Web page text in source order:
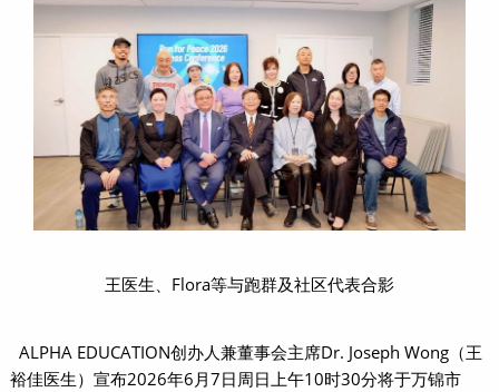
王医生、Flora等与跑群及社区代表合影
ALPHA EDUCATION创办人兼董事会主席Dr. Joseph Wong（王
裕佳医生）宣布2026年6月7日周日上午10时30分将于万锦市